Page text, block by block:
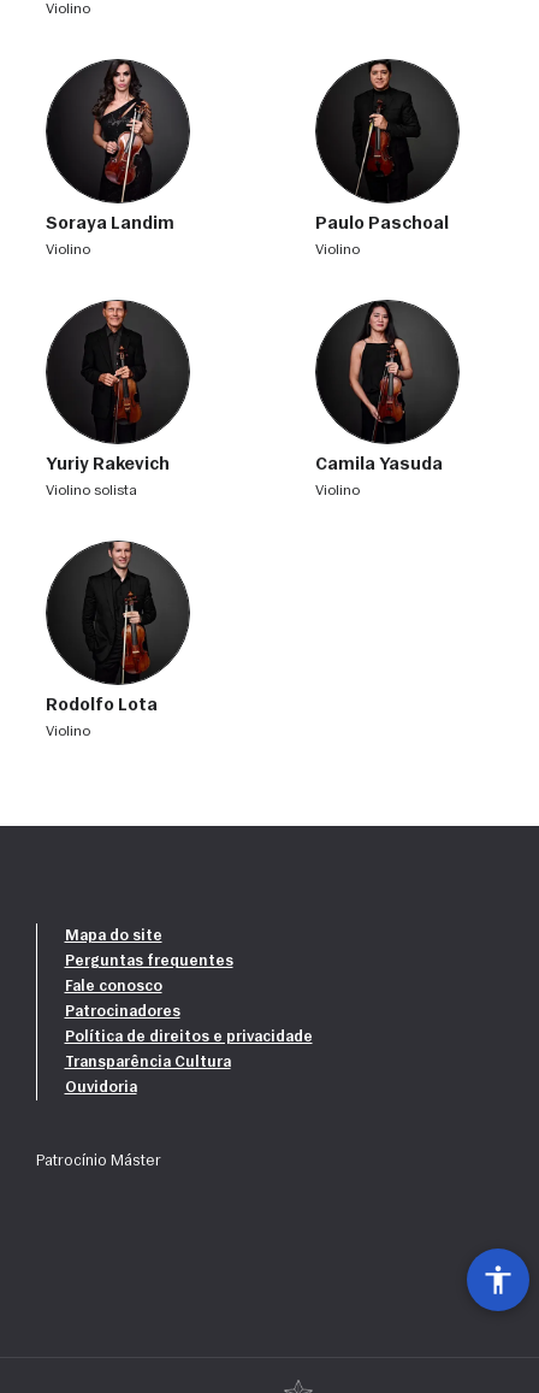
violino
Soraya Landim
violino
Paulo Paschoal
violino
Yuriy Rakevich
violino solista
Camila Yasuda
violino
Rodolfo Lota
violino
Mapa do site
Perguntas frequentes
Fale conosco
Patrocinadores
Política de direitos e privacidade
Transparência Cultura
Ouvidoria
Patrocínio Máster